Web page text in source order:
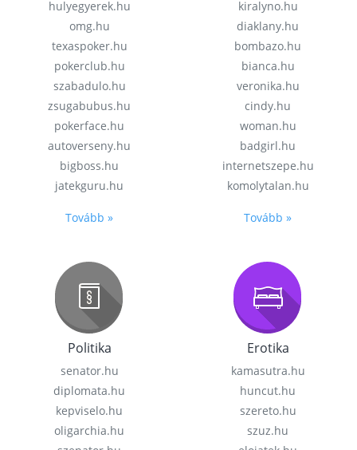
hulyegyerek.hu
omg.hu
texaspoker.hu
pokerclub.hu
szabadulo.hu
zsugabubus.hu
pokerface.hu
autoverseny.hu
bigboss.hu
jatekguru.hu
Tovább »
kiralyno.hu
diaklany.hu
bombazo.hu
bianca.hu
veronika.hu
cindy.hu
woman.hu
badgirl.hu
internetszepe.hu
komolytalan.hu
Tovább »
Politika
senator.hu
diplomata.hu
kepviselo.hu
oligarchia.hu
Erotika
kamasutra.hu
huncut.hu
szereto.hu
szuz.hu